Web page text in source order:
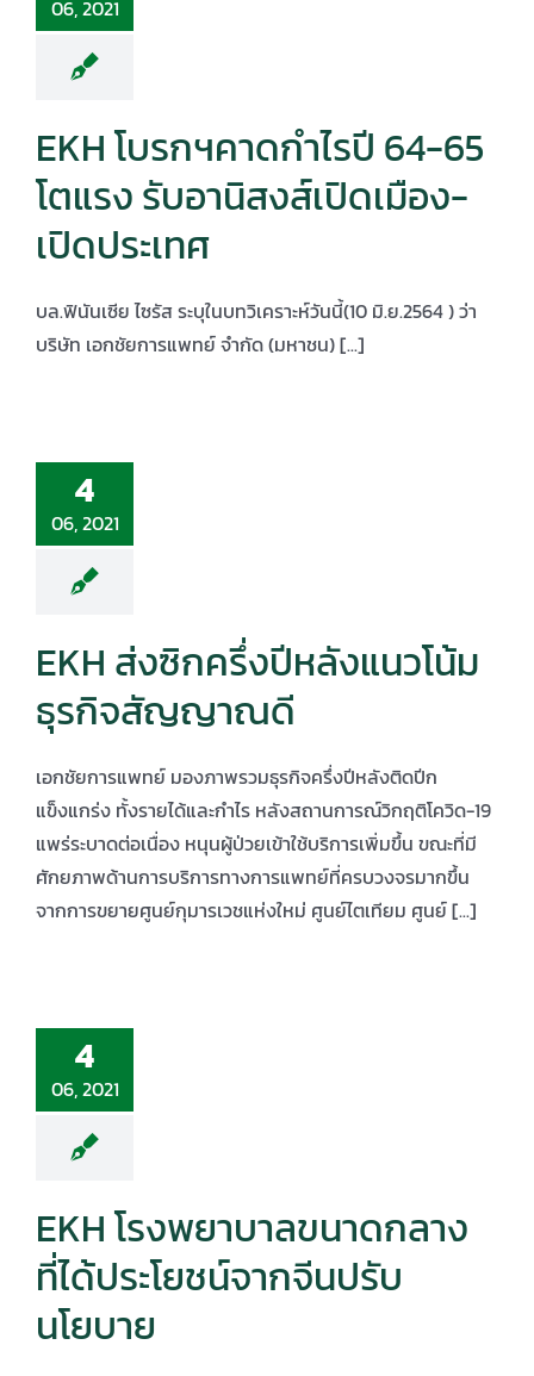
06, 2021
EKH โบรกฯคาดกำไรปี 64-65
โตแรง รับอานิสงส์เปิดเมือง-
เปิดประเทศ
บล.ฟินันเซีย ไซรัส ระบุในบทวิเคราะห์วันนี้(10 มิ.ย.2564 ) ว่า
บริษัท เอกชัยการแพทย์ จำกัด (มหาชน) [...]
4
06, 2021
EKH ส่งซิกครึ่งปีหลังแนวโน้ม
ธุรกิจสัญญาณดี
เอกชัยการแพทย์ มองภาพรวมธุรกิจครึ่งปีหลังติดปีก
แข็งแกร่ง ทั้งรายได้และกำไร หลังสถานการณ์วิกฤติโควิด-19
แพร่ระบาดต่อเนื่อง หนุนผู้ป่วยเข้าใช้บริการเพิ่มขึ้น ขณะที่มี
ศักยภาพด้านการบริการทางการแพทย์ที่ครบวงจรมากขึ้น
จากการขยายศูนย์กุมารเวชแห่งใหม่ ศูนย์ไตเทียม ศูนย์ [...]
4
06, 2021
EKH โรงพยาบาลขนาดกลาง
ที่ได้ประโยชน์จากจีนปรับ
นโยบาย